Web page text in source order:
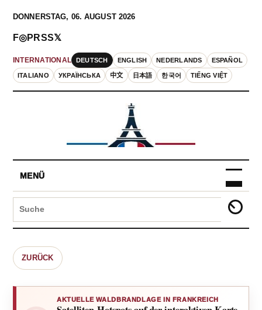
DONNERSTAG, 06. AUGUST 2026
INTERNATIONAL DEUTSCH ENGLISH NEDERLANDS ESPAÑOL
ITALIANO УКРАЇНСЬКА 中文 日本語 한국어 TIẾNG VIỆT
F◎PRSS𝕏
MENÜ
ZURÜCK
AKTUELLE WALDBRANDLAGE IN FRANKREICH